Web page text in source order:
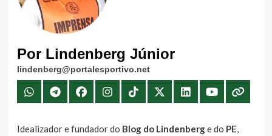
Por Lindenberg Júnior
lindenberg@portalesportivo.net
Idealizador e fundador do Blog do Lindenberge do PE,